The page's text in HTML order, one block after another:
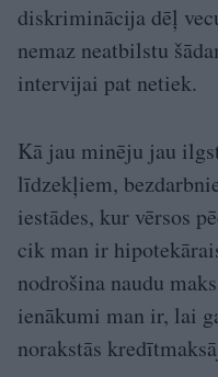
diskriminācija dēļ
nemaz neatbilstu
intervijai pat netiek.
Kā jau minēju jau
līdzekļiem,
iestādes, kur vērsos
cik man ir
nodrošina naudu
ienākumi man ir, lai
norakstās